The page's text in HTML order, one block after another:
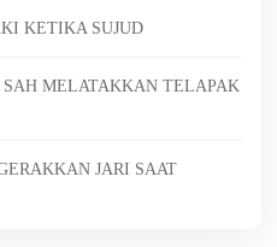
KETIKA SUJUD
SAH MELATAKKAN TELAPAK
JARI SAAT